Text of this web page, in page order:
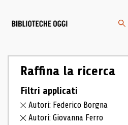
Raffina la ricerca
Filtri applicati
Autori: Federico Borgna
Autori: Giovanna Ferro